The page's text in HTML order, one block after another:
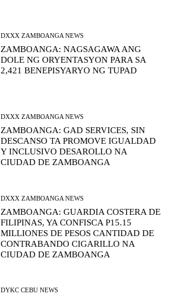
DXXX ZAMBOANGA NEWS
ZAMBOANGA: NAGSAGAWA ANG
DOLE NG ORYENTASYON PARA SA
2,421 BENEPISYARYO NG TUPAD
DXXX ZAMBOANGA NEWS
ZAMBOANGA: GAD SERVICES, SIN
DESCANSO TA PROMOVE IGUALDAD
Y INCLUSIVO DESAROLLO NA
CIUDAD DE ZAMBOANGA
DXXX ZAMBOANGA NEWS
ZAMBOANGA: GUARDIA COSTERA DE
FILIPINAS, YA CONFISCA P15.15
MILLIONES DE PESOS CANTIDAD DE
CONTRABANDO CIGARILLO NA
CIUDAD DE ZAMBOANGA
DYKC CEBU NEWS